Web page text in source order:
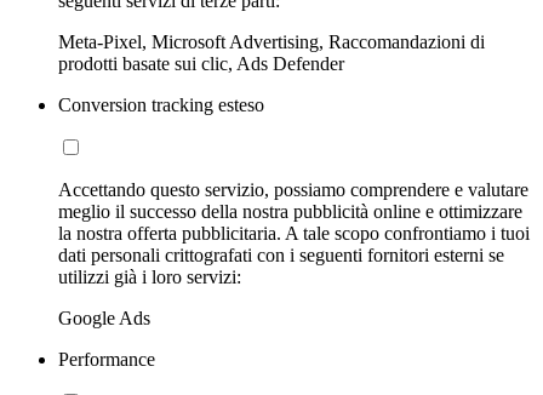
Meta-Pixel, Microsoft Advertising, Raccomandazioni di
prodotti basate sui clic, Ads Defender
Conversion tracking esteso
Accettando questo servizio, possiamo comprendere e valutare
meglio il successo della nostra pubblicità online e ottimizzare
la nostra offerta pubblicitaria. A tale scopo confrontiamo i tuoi
dati personali crittografati con i seguenti fornitori esterni se
utilizzi già i loro servizi:
Google Ads
Performance